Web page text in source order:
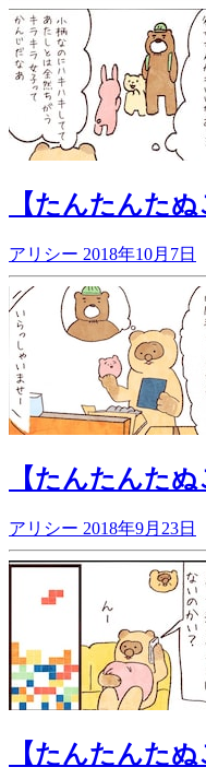
【たんたんた
アリシー 2018年10月7日
【たんたんた
アリシー 2018年9月23日
【たんたんた